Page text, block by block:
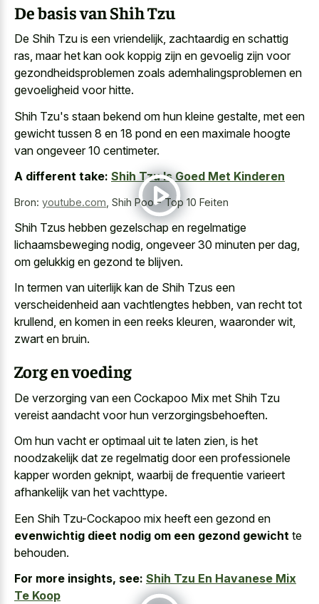
De basis van Shih Tzu
De Shih Tzu is een vriendelijk, zachtaardig en schattig
ras, maar het kan ook koppig zijn en gevoelig zijn voor
gezondheidsproblemen zoals ademhalingsproblemen en
gevoeligheid voor hitte.
Shih Tzu's staan bekend om hun kleine gestalte, met een
gewicht tussen 8 en 18 pond en een maximale hoogte
van ongeveer 10 centimeter.
A different take: Shih Tzu Is Goed Met Kinderen
Bron: youtube.com Shih Poo - Top 10 Feiten
Shih Tzus hebben gezelschap en regelmatige
lichaamsbeweging nodig, ongeveer 30 minuten per dag,
om gelukkig en gezond te blijven.
In termen van uiterlijk kan de Shih Tzus een
verscheidenheid aan vachtlengtes hebben, van recht tot
krullend, en komen in een reeks kleuren, waaronder wit,
zwart en bruin.
Zorg en voeding
De verzorging van een Cockapoo Mix met Shih Tzu
vereist aandacht voor hun verzorgingsbehoeften.
Om hun vacht er optimaal uit te laten zien, is het
noodzakelijk dat ze regelmatig door een professionele
kapper worden geknipt, waarbij de frequentie varieert
afhankelijk van het vachttype.
Een Shih Tzu-Cockapoo mix heeft een gezond en
evenwichtig dieet nodig om een gezond gewicht te
behouden.
For more insights, see: Shih Tzu En Havanese Mix
Te Koop